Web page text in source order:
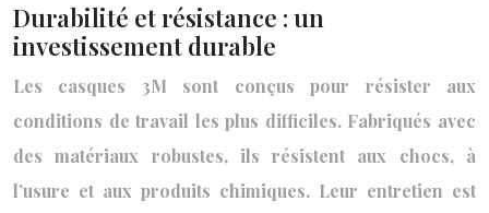
Durabilité et résistance : un
investissement durable
Les casques 3M sont conçus pour résister aux
conditions de travail les plus difficiles. Fabriqués avec
des matériaux robustes, ils résistent aux chocs, à
l’usure et aux produits chimiques. Leur entretien est